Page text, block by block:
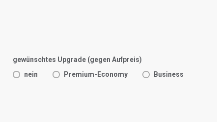
gewünschtes Upgrade (gegen Aufpreis)
nein
Premium-Economy Business